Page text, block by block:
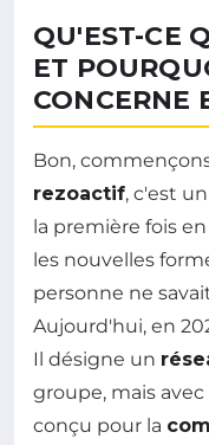
QU'EST-CE
ET
CONCERNE
Bon,
rezoactif, c'est
la première fois
les nouvelles
personne ne
Aujourd'hui, en
Il désigne un
groupe, mais
conçu pour la